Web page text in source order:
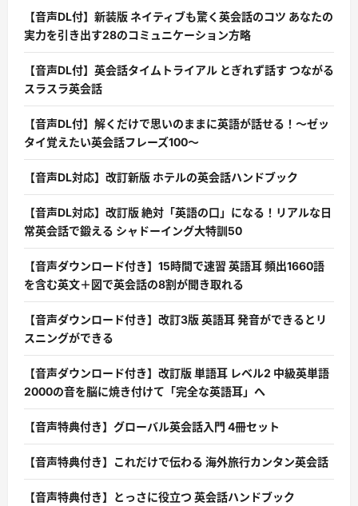
【音声DL付】新装版 ネイティブも驚く英会話のコツ あなたの
実力を引き出す28のコミュニケーション方略
【音声DL付】英会話タイムトライアル とぎれず話す つながる
スラスラ英会話
【音声DL付】解くだけで思いのままに英語が話せる！〜ゼッ
タイ覚えたい英会話フレーズ100〜
【音声DL対応】改訂新版 ホテルの英会話ハンドブック
【音声DL対応】改訂版 絶対「英語の口」になる！リアルな日
常英会話で鍛える シャドーイング大特訓50
【音声ダウンロード付き】15時間で速習 英語耳 頻出1660語
を含む英文＋図で英会話の8割が聞き取れる
【音声ダウンロード付き】改訂3版 英語耳 発音ができるとリ
スニングができる
【音声ダウンロード付き】改訂版 単語耳 レベル2 中級英単語
2000の音を脳に焼き付けて「完全な英語耳」へ
【音声特典付き】グローバル英会話入門 4冊セット
【音声特典付き】これだけで伝わる 海外旅行カンタン英会話
【音声特典付き】とっさに役立つ 英会話ハンドブック